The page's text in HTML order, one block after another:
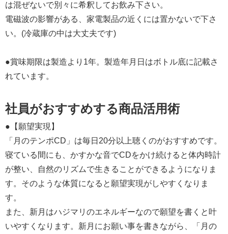
は混ぜないで別々に希釈してお飲み下さい。
電磁波の影響がある、家電製品の近くには置かないで下さ
い。(冷蔵庫の中は大丈夫です)
●賞味期限は製造より1年。製造年月日はボトル底に記載さ
れています。
社員がおすすめする商品活用術
●【願望実現】
「月のテンポCD」は毎日20分以上聴くのがおすすめです。
寝ている間にも、かすかな音でCDをかけ続けると体内時計
が整い、自然のリズムで生きることができるようになりま
す。そのような体質になると願望実現がしやすくなりま
す。
また、新月はハジマリのエネルギーなので願望を書くと叶
いやすくなります。新月にお願い事を書きながら、「月の